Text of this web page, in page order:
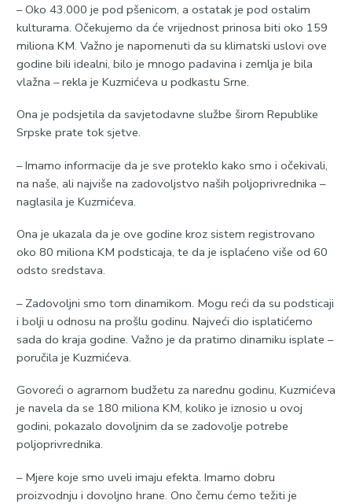
– Oko 43.000 je pod pšenicom, a ostatak je pod ostalim
kulturama. Očekujemo da će vrijednost prinosa biti oko 159
miliona KM. Važno je napomenuti da su klimatski uslovi ove
godine bili idealni, bilo je mnogo padavina i zemlja je bila
vlažna – rekla je Kuzmićeva u podkastu Srne.
Ona je podsjetila da savjetodavne službe širom Republike
Srpske prate tok sjetve.
– Imamo informacije da je sve proteklo kako smo i očekivali,
na naše, ali najviše na zadovoljstvo naših poljoprivrednika –
naglasila je Kuzmićeva.
Ona je ukazala da je ove godine kroz sistem registrovano
oko 80 miliona KM podsticaja, te da je isplaćeno više od 60
odsto sredstava.
– Zadovoljni smo tom dinamikom. Mogu reći da su podsticaji
i bolji u odnosu na prošlu godinu. Najveći dio isplatićemo
sada do kraja godine. Važno je da pratimo dinamiku isplate –
poručila je Kuzmićeva.
Govoreći o agrarnom budžetu za narednu godinu, Kuzmićeva
je navela da se 180 miliona KM, koliko je iznosio u ovoj
godini, pokazalo dovoljnim da se zadovolje potrebe
poljoprivrednika.
– Mjere koje smo uveli imaju efekta. Imamo dobru
proizvodnju i dovoljno hrane. Ono čemu ćemo težiti je